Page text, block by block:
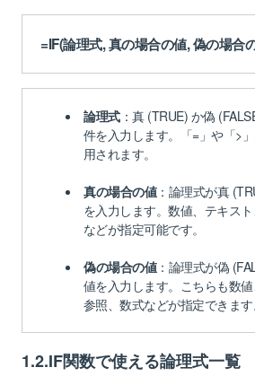
3.4.【使用例④】エラー表示
4.1.【手順①】「数式タブ」
4.2.【手順②】ダイアログで
4.3.【手順③】ダイアログで真
4.4.【手順④】正しく挿入で
する
5.1.IFS関数の基本ルール
5.2.IFS関数の使用例①
5.3.IFS関数の使用例②
5.4.IFS関数の使用例③
=IF(論理式, 真の場合の値, 偽の場合
論理式：真 (TRUE) か偽
件を入力します。「=」や「>
用されます。
真の場合の値：論理式が真
を入力します。数値、テキス
などが指定可能です。
偽の場合の値：論理式が偽
値を入力します。こちらも数
参照、数式などが指定できます
1.2.IF関数で使える論理式一覧